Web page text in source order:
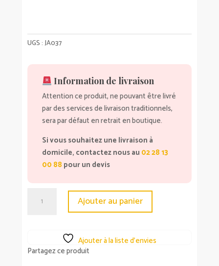
UGS :JA037
Information de livraison
Attention ce produit, ne pouvant être livré
par des services de livraison traditionnels,
sera par défaut en retrait en boutique.
Si vous souhaitez une livraison à
domicile, contactez nous au 02 28 13
00 88 pour un devis
Enfilade
Ajouter au panier
Ajouter à la liste d’envies
Partagez ce produit